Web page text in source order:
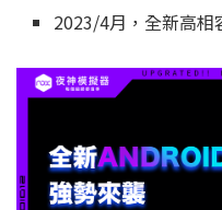
2023/4月，全新高相